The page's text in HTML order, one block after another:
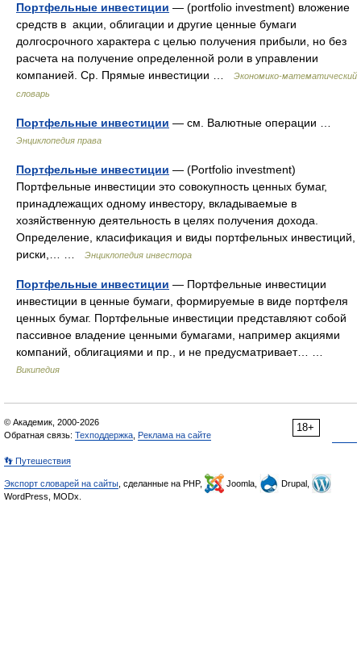
Портфельные инвестиции — (portfolio investment) вложение
средств в акции, облигации и другие ценные бумаги
долгосрочного характера с целью получения прибыли, но без
расчета на получение определенной роли в управлении
компанией. Ср. Прямые инвестиции …
Экономико-математический
словарь
Портфельные инвестиции — см. Валютные операции …
Энциклопедия права
Портфельные инвестиции — (Portfolio investment)
Портфельные инвестиции это совокупность ценных бумаг,
принадлежащих одному инвестору, вкладываемые в
хозяйственную деятельность в целях получения дохода.
Определение, класификация и виды портфельных инвестиций,
риски,… …
Энциклопедия инвестора
Портфельные инвестиции — Портфельные инвестиции
инвестиции в ценные бумаги, формируемые в виде портфеля
ценных бумаг. Портфельные инвестиции представляют собой
пассивное владение ценными бумагами, например акциями
компаний, облигациями и пр., и не предусматривает… …
Википедия
18+
© Академик, 2000-2026
Обратная связь: Техподдержка Реклама на сайте
👣 Путешествия
Экспорт словарей на сайты , сделанные на PHP, Joomla,
Drupal,
WordPress, MODx.